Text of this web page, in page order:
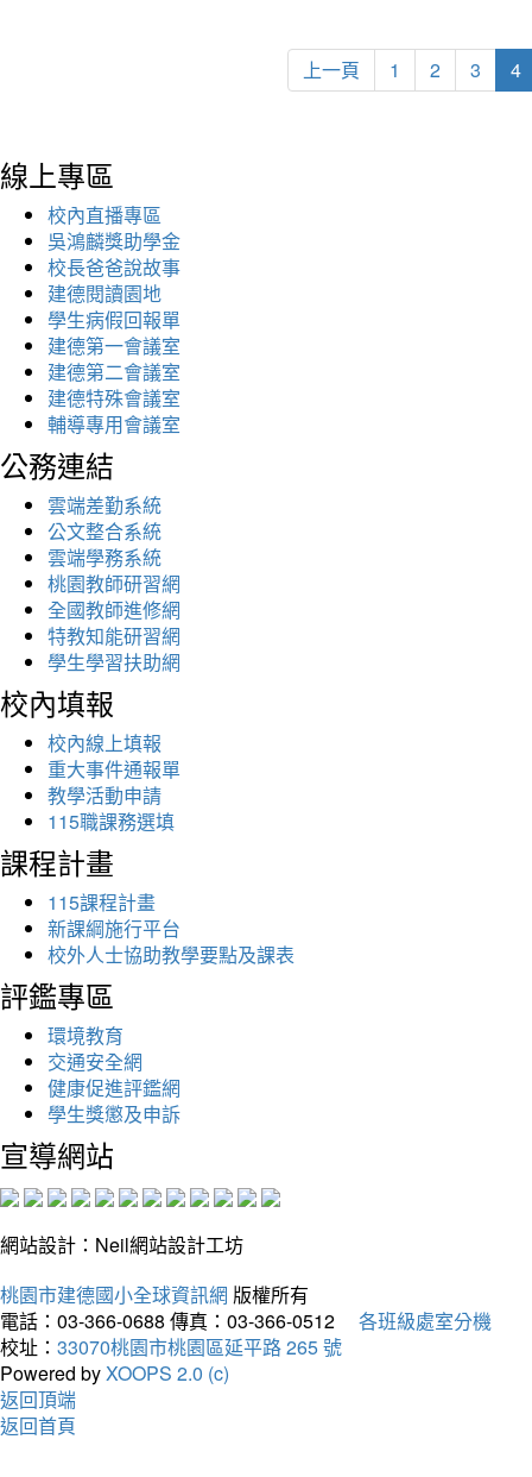
上一頁 1 2 3 4
線上專區
校內直播專區
吳鴻麟獎助學金
校長爸爸說故事
建德閱讀園地
學生病假回報單
建德第一會議室
建德第二會議室
建德特殊會議室
輔導專用會議室
公務連結
雲端差勤系統
公文整合系統
雲端學務系統
桃園教師研習網
全國教師進修網
特教知能研習網
學生學習扶助網
校內填報
校內線上填報
重大事件通報單
教學活動申請
115職課務選填
課程計畫
115課程計畫
新課綱施行平台
校外人士協助教學要點及課表
評鑑專區
環境教育
交通安全網
健康促進評鑑網
學生獎懲及申訴
宣導網站
網站設計：Neil網站設計工坊
桃園市建德國小全球資訊網 版權所有
電話：03-366-0688 傳真：03-366-0512
各班級處室分機
校址： 33070桃園市桃園區延平路 265 號
Powered byXOOPS 2.0 (c)
返回頂端
返回首頁